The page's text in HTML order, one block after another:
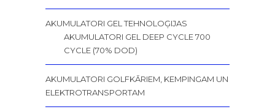
AKUMULATORI GEL TEHNOLOĢIJAS
AKUMULATORI GEL DEEP CYCLE 700
CYCLE (70% DOD)
AKUMULATORI GOLFKĀRIEM, KEMPINGAM UN
ELEKTROTRANSPORTAM